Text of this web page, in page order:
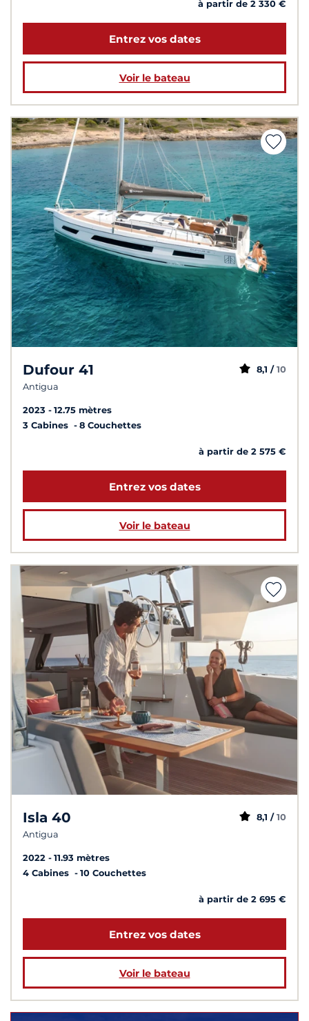
à partir de 2 330 €
Entrez vos dates
Voir le bateau
Dufour 41
Antigua
8,1 / 10
2023
12.75 mètres
3 Cabines
8 Couchettes
à partir de 2 575 €
Entrez vos dates
Voir le bateau
Isla 40
Antigua
8,1 / 10
2022
11.93 mètres
4 Cabines
10 Couchettes
à partir de 2 695 €
Entrez vos dates
Voir le bateau